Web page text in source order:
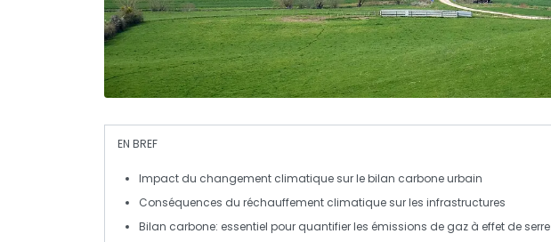
EN BREF
Impact du changement climatique sur lebilan carboneurbain
Conséquences du réchauffement climatique sur les infrastructures
Bilan carbone: essentiel pour quantifier les émissions de gaz à effet de serre